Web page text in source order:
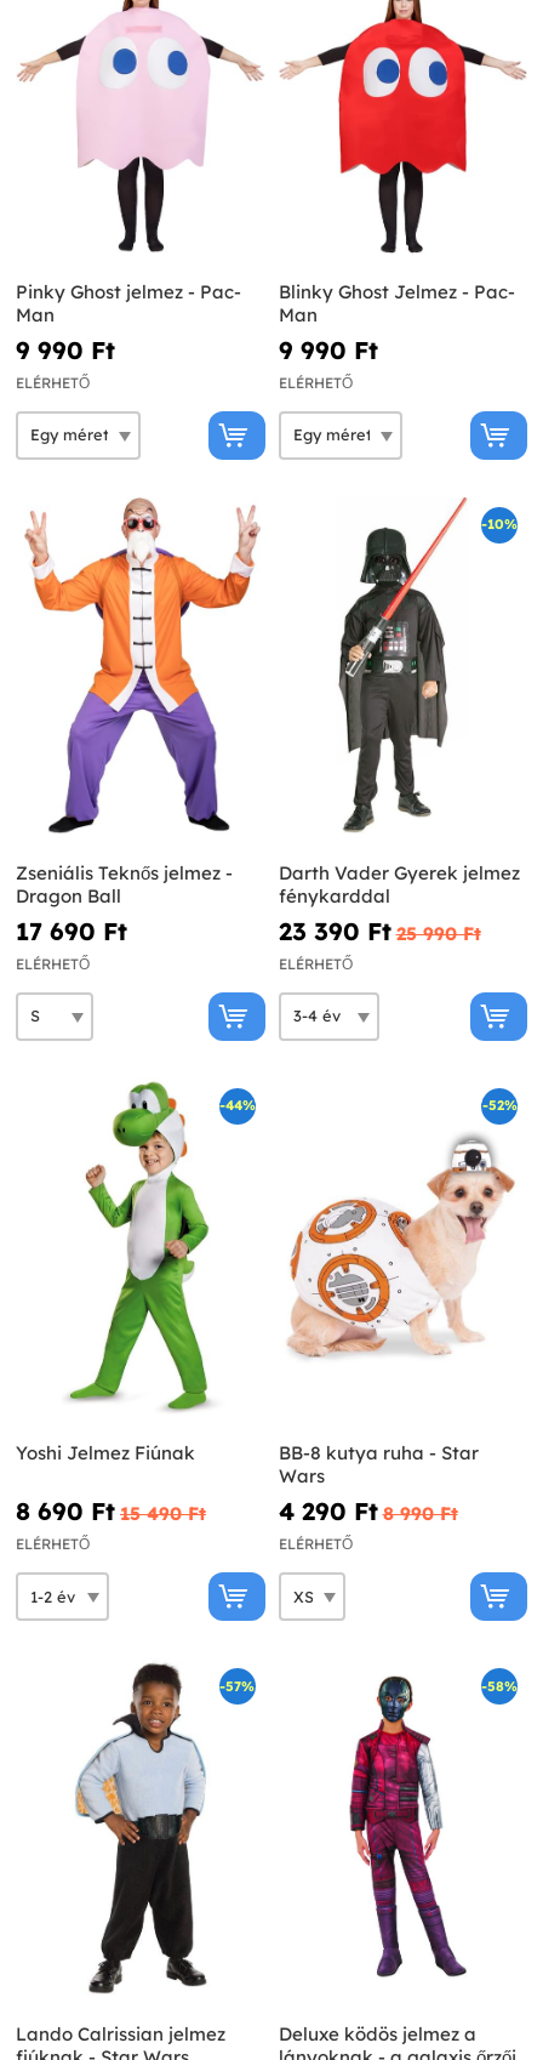
Pinky Ghost jelmez - Pac-
Man
9 990 Ft‎
ELÉRHETŐ
Blinky Ghost Jelmez - Pac-
Man
9 990 Ft‎
ELÉRHETŐ
Zseniális Teknős jelmez -
Dragon Ball
17 690 Ft‎
ELÉRHETŐ
-10%
Darth Vader Gyerek jelmez
fénykarddal
23 390 Ft‎ 25 990 Ft‎
ELÉRHETŐ
-44%
Yoshi Jelmez Fiúnak
8 690 Ft‎ 15 490 Ft‎
ELÉRHETŐ
-52%
BB-8 kutya ruha - Star
Wars
4 290 Ft‎ 8 990 Ft‎
ELÉRHETŐ
-57%
Lando Calrissian jelmez
-58%
Deluxe ködös jelmez a